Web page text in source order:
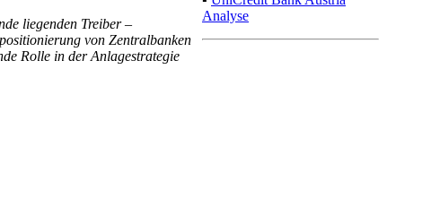
liegenden Treiber –
von Zentralbanken
Rolle in der Anlagestrategie
▪UniCredit Bank Austria